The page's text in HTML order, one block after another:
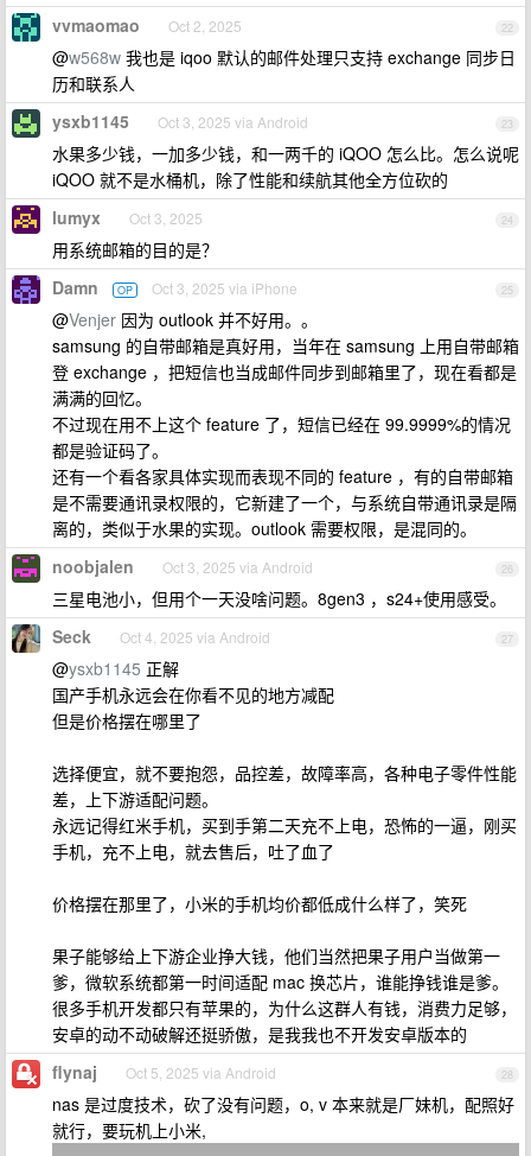
22
vvmaomao Oct 2, 2025
@w568w 我也是 iqoo 默认的邮件处理只支持 exchange 同步日
历和联系人
23
ysxb1145 Oct 3, 2025 via Android
水果多少钱，一加多少钱，和一两千的 iQOO 怎么比。怎么说呢
iQOO 就不是水桶机，除了性能和续航其他全方位砍的
24
lumyx Oct 3, 2025
用系统邮箱的目的是？
25
Damn OP Oct 3, 2025 via iPhone
@Venjer 因为 outlook 并不好用。。
samsung 的自带邮箱是真好用，当年在 samsung 上用自带邮箱
登 exchange ，把短信也当成邮件同步到邮箱里了，现在看都是
满满的回忆。
不过现在用不上这个 feature 了，短信已经在 99.9999%的情况
都是验证码了。
还有一个看各家具体实现而表现不同的 feature ，有的自带邮箱
是不需要通讯录权限的，它新建了一个，与系统自带通讯录是隔
离的，类似于水果的实现。outlook 需要权限，是混同的。
26
noobjalen Oct 3, 2025 via Android
三星电池小，但用个一天没啥问题。8gen3 ，s24+使用感受。
27
Seck Oct 4, 2025 via Android
@ysxb1145 正解
国产手机永远会在你看不见的地方减配
但是价格摆在哪里了
选择便宜，就不要抱怨，品控差，故障率高，各种电子零件性能
差，上下游适配问题。
永远记得红米手机，买到手第二天充不上电，恐怖的一逼，刚买
手机，充不上电，就去售后，吐了血了
价格摆在那里了，小米的手机均价都低成什么样了，笑死
果子能够给上下游企业挣大钱，他们当然把果子用户当做第一
爹，微软系统都第一时间适配 mac 换芯片，谁能挣钱谁是爹。
很多手机开发都只有苹果的，为什么这群人有钱，消费力足够，
安卓的动不动破解还挺骄傲，是我我也不开发安卓版本的
28
flynaj Oct 5, 2025 via Android
nas 是过度技术，砍了没有问题，o, v 本来就是厂妹机，配照好
就行，要玩机上小米,